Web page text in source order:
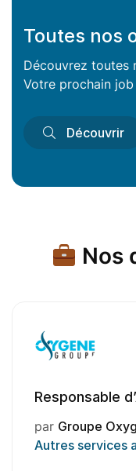
Toutes nos
Découvrez toutes
Votre prochain
Découvrir
Nos
Responsable
par Groupe
Autres services